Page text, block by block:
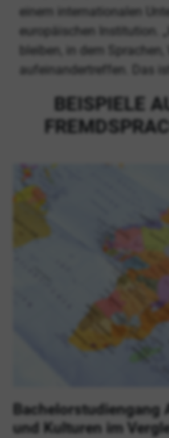
einem internationalen
europäischen Institution.
bleiben, in dem
aufeinandertreffen. Das
BEISPIELE
und Kulturen im